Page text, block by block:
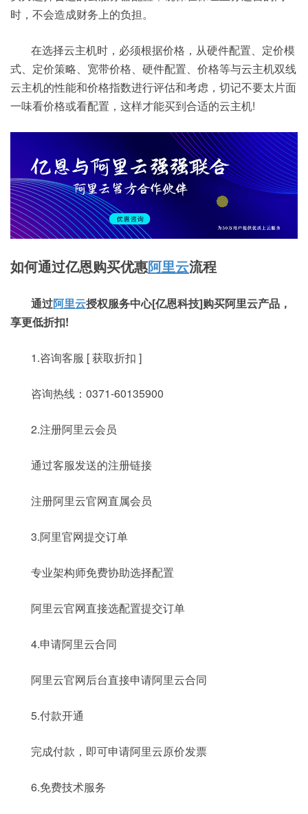
时，不会造成财务上的负担。
在选择云主机时，必须根据价格，从硬件配置、定价模
式、定价策略、宽带价格、硬件配置、价格等与云主机双线
云主机的性能和价格指数进行评估和考虑，切记不要太片面
一味看价格或看配置，这样才能买到合适的云主机!
如何通过亿恩购买优惠阿里云流程
通过阿里云授权服务中心[亿恩科技]购买阿里云产品，
享更低折扣!
1.咨询客服 [ 获取折扣 ]
咨询热线：0371-60135900
2.注册阿里云会员
通过客服发送的注册链接
注册阿里云官网直属会员
3.阿里官网提交订单
专业架构师免费协助选择配置
阿里云官网直接选配置提交订单
4.申请阿里云合同
阿里云官网后台直接申请阿里云合同
5.付款开通
完成付款，即可申请阿里云原价发票
6.免费技术服务